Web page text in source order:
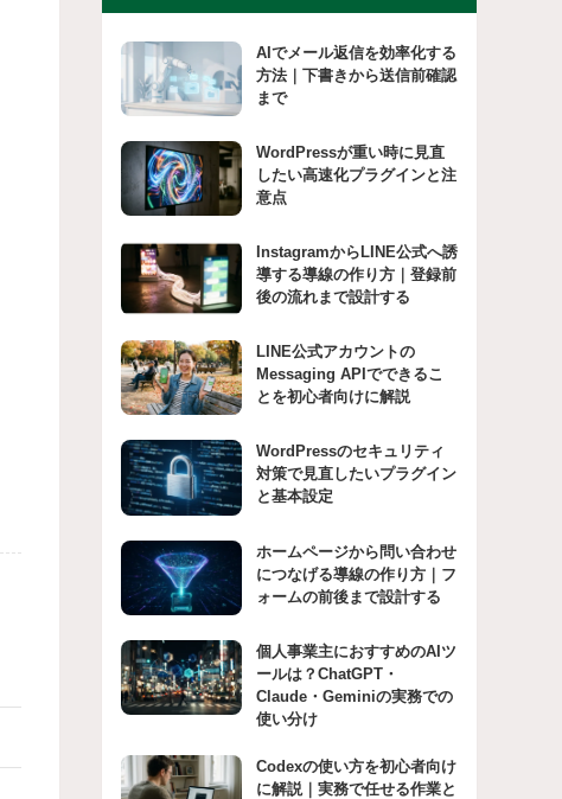
AIでメール返信を効率化する
方法｜下書きから送信前確認
まで
WordPressが重い時に見直
したい高速化プラグインと注
意点
InstagramからLINE公式へ誘
導する導線の作り方｜登録前
後の流れまで設計する
LINE公式アカウントの
Messaging APIでできるこ
とを初心者向けに解説
WordPressのセキュリティ
対策で見直したいプラグイン
と基本設定
ホームページから問い合わせ
につなげる導線の作り方｜フ
ォームの前後まで設計する
個人事業主におすすめのAIツ
ールは？ChatGPT・
Claude・Geminiの実務での
使い分け
Codexの使い方を初心者向け
に解説｜実務で任せる作業と